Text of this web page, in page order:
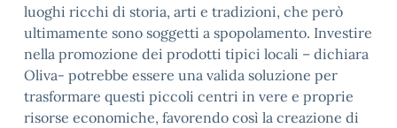
luoghi ricchi di storia, arti e tradizioni, che però
ultimamente sono soggetti a spopolamento. Investire
nella promozione dei prodotti tipici locali – dichiara
Oliva- potrebbe essere una valida soluzione per
trasformare questi piccoli centri in vere e proprie
risorse economiche, favorendo così la creazione di